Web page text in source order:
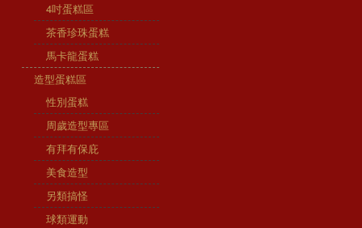
4吋蛋糕區
茶香珍珠蛋糕
馬卡龍蛋糕
造型蛋糕區
性別蛋糕
周歲造型專區
有拜有保庇
美食造型
另類搞怪
球類運動